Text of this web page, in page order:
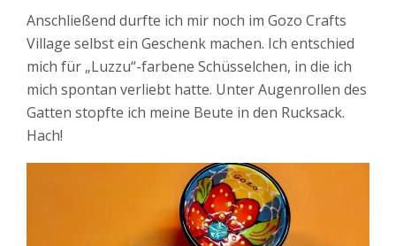
Anschließend durfte ich mir noch im Gozo Crafts
Village selbst ein Geschenk machen. Ich entschied
mich für „Luzzu“-farbene Schüsselchen, in die ich
mich spontan verliebt hatte. Unter Augenrollen des
Gatten stopfte ich meine Beute in den Rucksack.
Hach!